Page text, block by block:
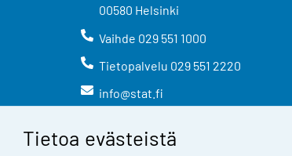
Tietoa evästeistä
00580 Helsinki
Vaihde 029 551 1000
Tietopalvelu 029 551 2220
info@stat.fi